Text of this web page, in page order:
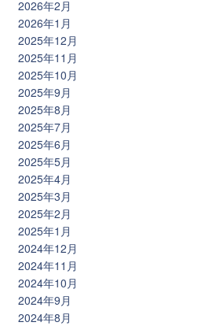
2026年2月
2026年1月
2025年12月
2025年11月
2025年10月
2025年9月
2025年8月
2025年7月
2025年6月
2025年5月
2025年4月
2025年3月
2025年2月
2025年1月
2024年12月
2024年11月
2024年10月
2024年9月
2024年8月